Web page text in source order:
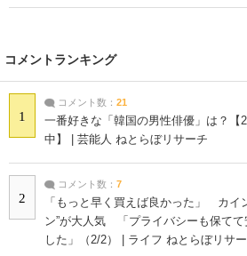
コメントランキング
1
コメント数： 21
一番好きな「韓国の男性俳優」は？【
中】 | 芸能人 ねとらぼリサーチ
2
コメント数： 7
「もっと早く買えば良かった」 カイ
ン”が大人気 「プライバシーも保てて
した」（2/2） | ライフ ねとらぼリサ